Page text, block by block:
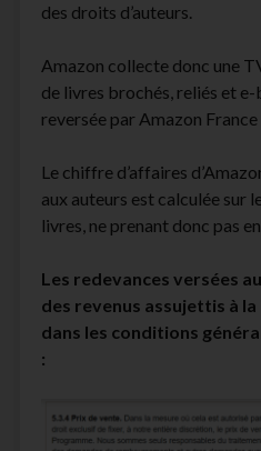
des droits d’auteurs.
Amazon collecte donc une
de livres brochés, reliés et
reversée par Amazon France
Le chiffre d’affaires
aux auteurs est calculée sur
livres, ne prenant donc pas
Les redevances versées
des revenus assujettis à
dans les conditions
: